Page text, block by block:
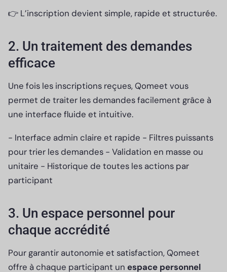
👉 L’inscription devient simple, rapide et structurée.
2. Un traitement des demandes
efficace
Une fois les inscriptions reçues, Qomeet vous
permet de traiter les demandes facilement grâce à
une interface fluide et intuitive.
- Interface admin claire et rapide - Filtres puissants
pour trier les demandes - Validation en masse ou
unitaire - Historique de toutes les actions par
participant
3. Un espace personnel pour
chaque accrédité
Pour garantir autonomie et satisfaction, Qomeet
offre à chaque participant un espace personnel